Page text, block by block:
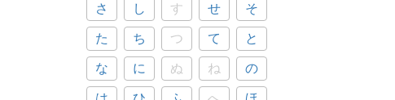
さ し す せ そ
た ち つ て と
な に ぬ ね の